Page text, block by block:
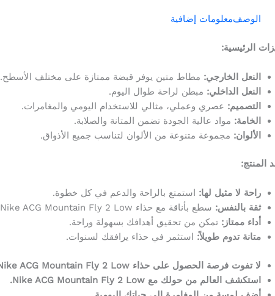
الوصفمعلومات إضافية
الرئيسية:
النعل الخارجي: مطاط متين يوفر قبضة ممتازة على مختلف الأسطح.
النعل الداخلي: مبطن لراحة طوال اليوم.
التصميم: عصري وعملي، مثالي للاستخدام اليومي والمغامرات.
الخامة: مواد عالية الجودة تضمن المتانة والصلابة.
الألوان: مجموعة متنوعة من الألوان لتناسب جميع الأذواق.
المنتج:
راحة لا مثيل لها: استمتع بالراحة والدعم في كل خطوة.
ثقة بالنفس: سطع بأناقة مع حذاء Nike ACG Mountain Fly 2 Low.
أداء ممتاز: تمكن من تحقيق أهدافك بسهولة وراحة.
متانة تدوم طويلاً: استثمر في حذاء يرافقك لسنوات.
لا تفوت فرصة الحصول على حذاء Nike ACG Mountain Fly 2 Low. اطلبه الآن!
استكشف العالم من حولك مع Nike ACG Mountain Fly 2 Low.